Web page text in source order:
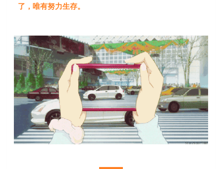
了，唯有努力生存。